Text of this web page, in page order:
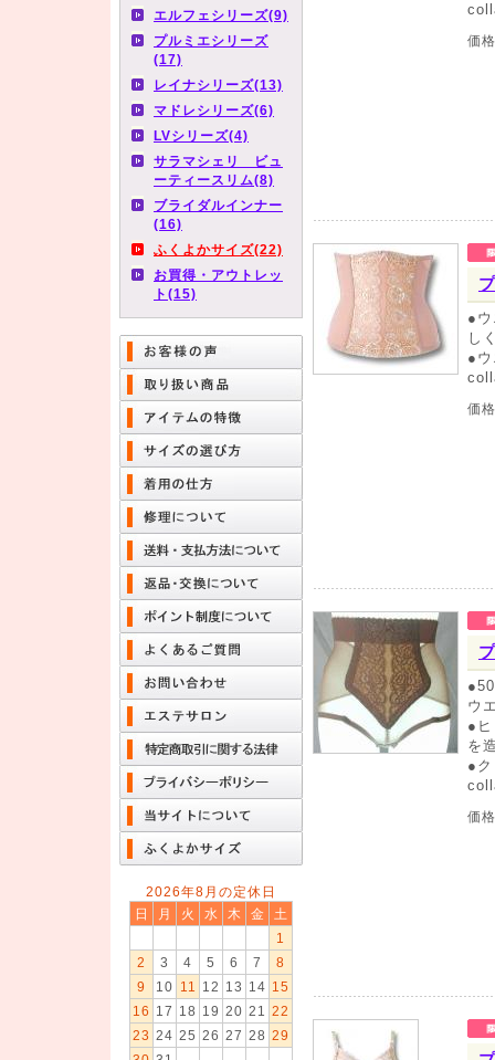
エルフェシリーズ(9)
プルミエシリーズ
(17)
レイナシリーズ(13)
マドレシリーズ(6)
LVシリーズ(4)
サラマシェリ ビュ
ーティースリム(8)
ブライダルインナー
(16)
ふくよかサイズ(22)
お買得・アウトレッ
ト(15)
2026年8月の定休日
日
月 火 水 木 金
土
1
2
3 4 5 6 7
8
9
10 11 12 13 14 15
16
17 18 19 20 21
22
23 24 25 26 27 28 29
価格
●
し
●
価格
ウ
●
を
●
価格